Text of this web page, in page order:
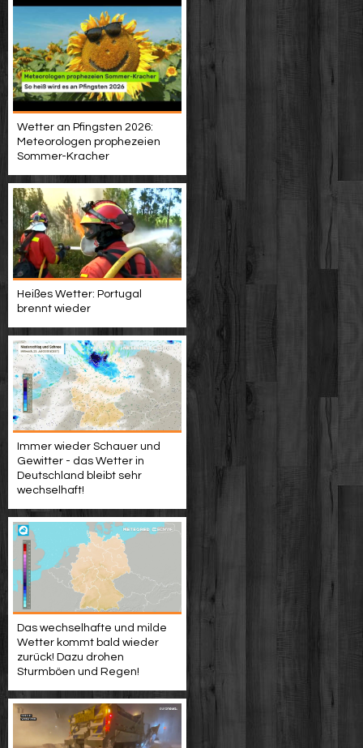
Wetter an Pfingsten 2026:
Meteorologen prophezeien
Sommer-Kracher
Heißes Wetter: Portugal
brennt wieder
Immer wieder Schauer und
Gewitter - das Wetter in
Deutschland bleibt sehr
wechselhaft!
Das wechselhafte und milde
Wetter kommt bald wieder
zurück! Dazu drohen
Sturmböen und Regen!